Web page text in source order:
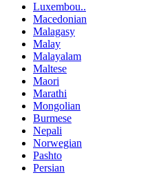
Luxembou..
Macedonian
Malagasy
Malay
Malayalam
Maltese
Maori
Marathi
Mongolian
Burmese
Nepali
Norwegian
Pashto
Persian